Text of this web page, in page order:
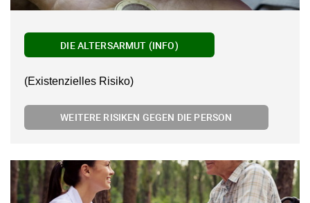
DIE ALTERSARMUT (INFO)
(Existenzielles Risiko)
WEITERE RISIKEN GEGEN DIE PERSON